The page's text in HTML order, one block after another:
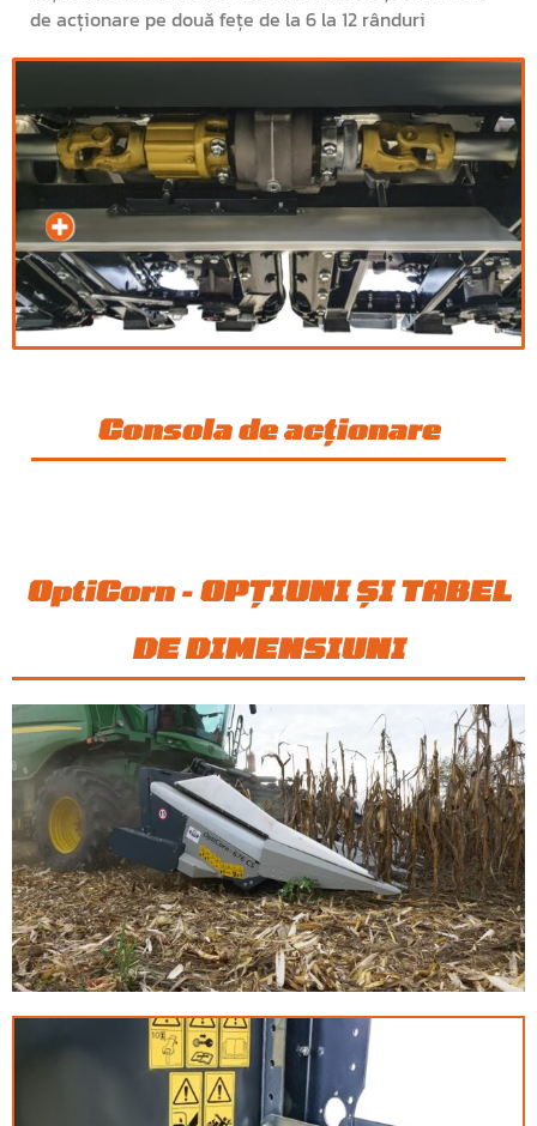
de acționare pe două fețe de la 6 la 12 rânduri
Consola de acționare
OptiCorn - OPȚIUNI ȘI TABEL
DE DIMENSIUNI